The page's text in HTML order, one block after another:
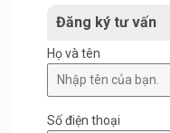
Đăng ký tư vấn
Họ và tên
Số điện thoại